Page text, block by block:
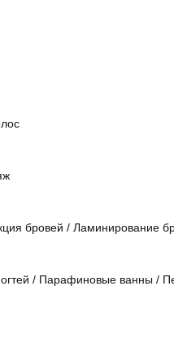
бровей / Ламинирование
/ Парафиновые ванны /